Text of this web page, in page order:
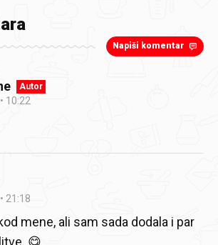
Napiši komentar
Autor
10:22
21:18
mene, ali sam sada dodala i par
😋